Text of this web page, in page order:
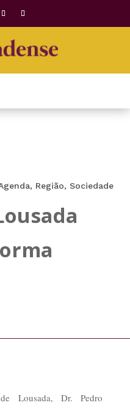
, Região, Sociedade
Lousada, Dr. Pedro